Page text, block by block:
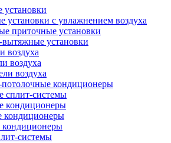
установки с увлажнением воздуха
приточные установки
установки
воздуха
воздуха
воздуха
кондиционеры
сплит-системы
кондиционеры
кондиционеры
системы